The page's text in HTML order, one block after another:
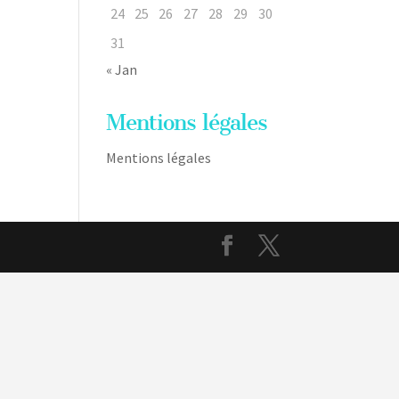
24 25 26 27 28 29
30
31
« Jan
Mentions légales
Mentions légales